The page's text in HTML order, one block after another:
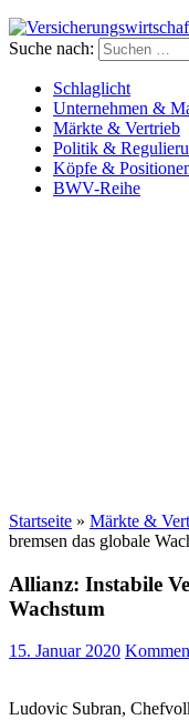
Versicherungswirtschaft-
Suche nach:
Schlaglicht
Unternehmen &
Märkte & Vertrieb
Politik &
Köpfe &
BWV-Reihe
Startseite » Märkte &
bremsen das globale
Allianz: Instabile
Wachstum
15. Januar 2020
Ludovic Subran,